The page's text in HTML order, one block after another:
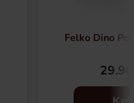
Felko Dino